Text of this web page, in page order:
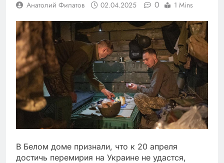
Анатолий Филатов 02.04.2025 0 1 Mins
В Белом доме признали, что к 20 апреля
достичь перемирия на Украине не удастся,